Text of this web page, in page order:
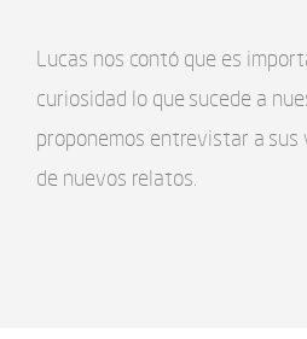
Lucas nos contó que es
curiosidad lo que sucede a
proponemos entrevistar a sus
de nuevos relatos.